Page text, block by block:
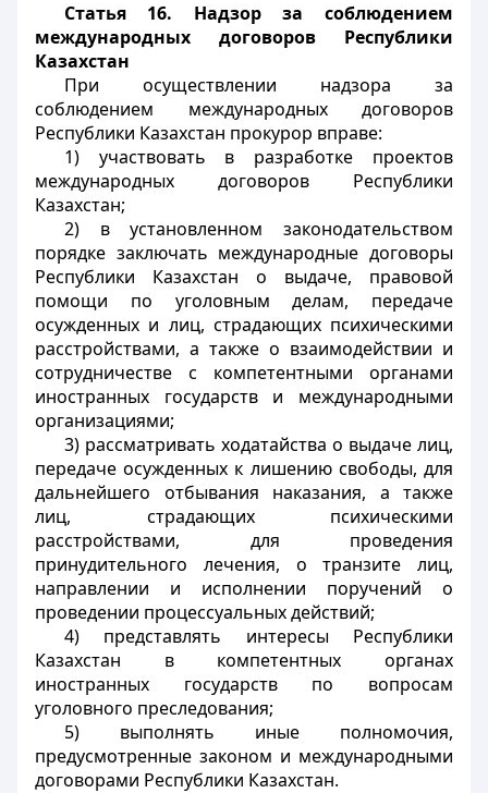
Статья 16. Надзор за соблюдением
международных договоров Республики
Казахстан
При осуществлении надзора за
соблюдением международных договоров
Республики Казахстан прокурор вправе:
1) участвовать в разработке проектов
международных договоров Республики
Казахстан;
2) в установленном законодательством
порядке заключать международные договоры
Республики Казахстан о выдаче, правовой
помощи по уголовным делам, передаче
осужденных и лиц, страдающих психическими
расстройствами, а также о взаимодействии и
сотрудничестве с компетентными органами
иностранных государств и международными
организациями;
3) рассматривать ходатайства о выдаче лиц,
передаче осужденных к лишению свободы, для
дальнейшего отбывания наказания, а также
лиц, страдающих психическими
расстройствами, для проведения
принудительного лечения, о транзите лиц,
направлении и исполнении поручений о
проведении процессуальных действий;
4) представлять интересы Республики
Казахстан в компетентных органах
иностранных государств по вопросам
уголовного преследования;
5) выполнять иные полномочия,
предусмотренные законом и международными
договорами Республики Казахстан.